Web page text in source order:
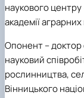
наукового
академії
Опонент–
науковий
рослинництва,
Вінницького